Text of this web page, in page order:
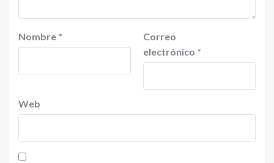
Nombre *
Correo
electrónico *
Web